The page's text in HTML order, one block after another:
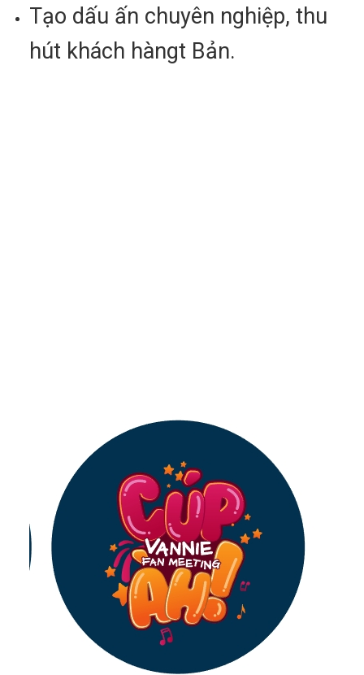
Tạo dấu ấn chuyên nghiệp, thu
hút khách hàngt Bản.